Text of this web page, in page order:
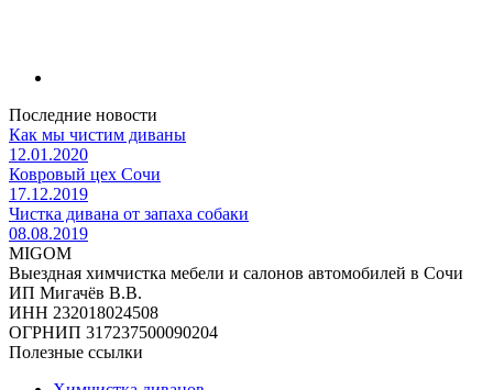
Последние новости
Как мы чистим диваны
12.01.2020
Ковровый цех Сочи
17.12.2019
Чистка дивана от запаха собаки
08.08.2019
MIGOM
Выездная химчистка мебели и салонов автомобилей в Сочи
ИП Мигачёв В.В.
ИНН 232018024508
ОГРНИП 317237500090204
Полезные ссылки